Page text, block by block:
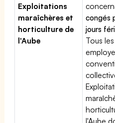
Exploitations
maraîchères et
horticulture de
l'Aube
congés
jours
Tous les
l'Aube